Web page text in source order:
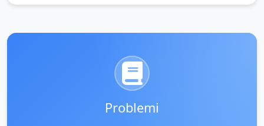
Problemi